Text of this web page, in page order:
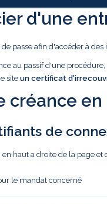
d'une
passe afin d'accéder à
au passif d'une
siteun certificat
créance
de
haut a droite de la page et
le mandat concerné